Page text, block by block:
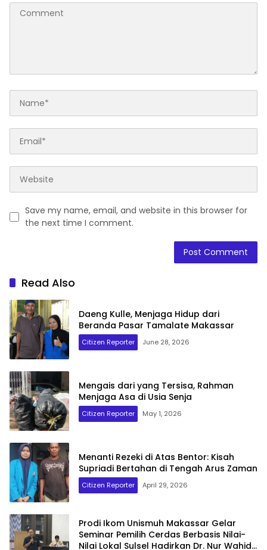
Save my name, email, and website in this browser for
the next time I comment.
Read Also
Daeng Kulle, Menjaga Hidup dari
Beranda Pasar Tamalate Makassar
Citizen Reporter June 28, 2026
Mengais dari yang Tersisa, Rahman
Menjaga Asa di Usia Senja
Citizen Reporter May 1, 2026
Menanti Rezeki di Atas Bentor: Kisah
Supriadi Bertahan di Tengah Arus Zaman
Citizen Reporter April 29, 2026
Prodi Ikom Unismuh Makassar Gelar
Seminar Pemilih Cerdas Berbasis Nilai-
Nilai Lokal Sulsel Hadirkan Dr. Nur Wahid